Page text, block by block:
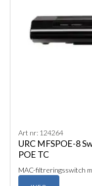
Art nr: 124264
URC MFSPOE-8
POE TC
MAC-filtreringsswitch